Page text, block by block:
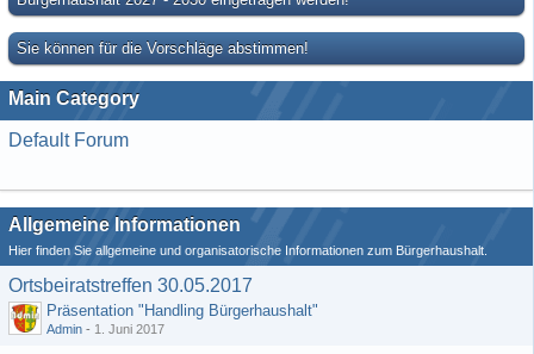
Sie können für die Vorschläge abstimmen!
Main Category
Default Forum
Allgemeine Informationen
Hier finden Sie allgemeine und organisatorische Informationen zum Bürgerhaushalt.
Ortsbeiratstreffen 30.05.2017
Präsentation "Handling Bürgerhaushalt"
Admin - 1. Juni 2017